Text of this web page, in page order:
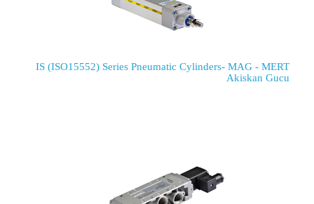
IS (ISO15552) Series Pneumatic Cylinders- MAG - MERT
Akiskan Gucu